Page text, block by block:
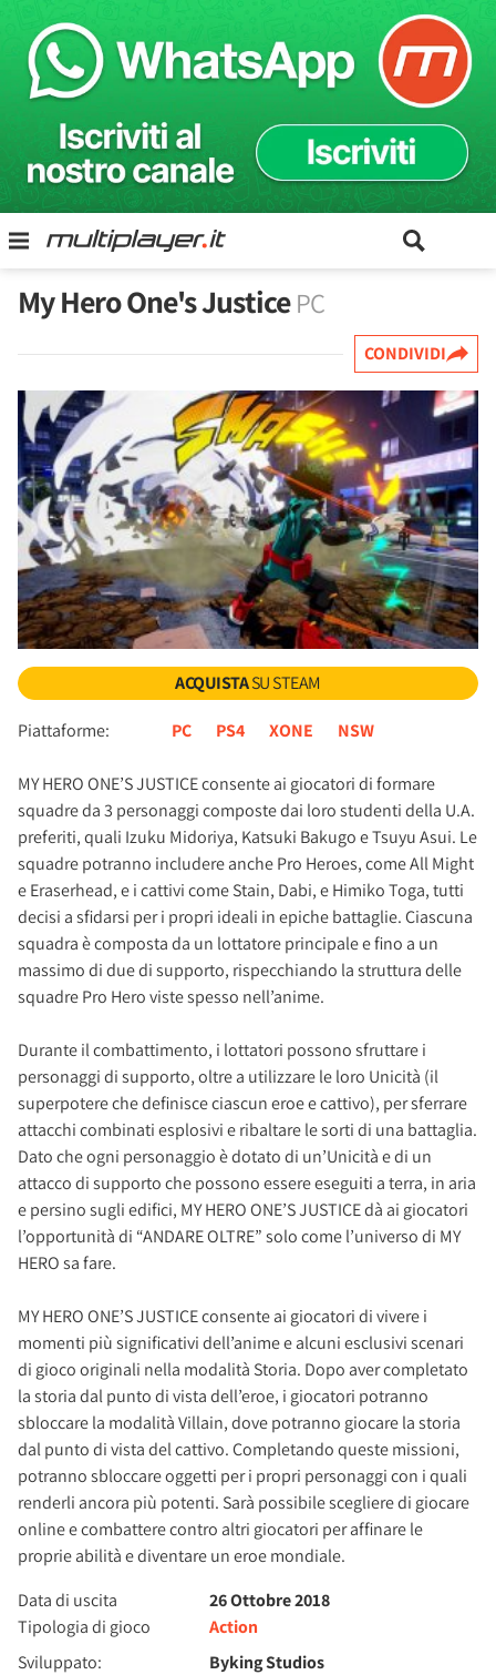
My Hero One's JusticePC
CONDIVIDI
ACQUISTASU STEAM
Piattaforme: PC PS4 XONE NSW
MY HERO ONE’S JUSTICE consente ai giocatori di formare
squadre da 3 personaggi composte dai loro studenti della U.A.
preferiti, quali Izuku Midoriya, Katsuki Bakugo e Tsuyu Asui. Le
squadre potranno includere anche Pro Heroes, come All Might
e Eraserhead, e i cattivi come Stain, Dabi, e Himiko Toga, tutti
decisi a sfidarsi per i propri ideali in epiche battaglie. Ciascuna
squadra è composta da un lottatore principale e fino a un
massimo di due di supporto, rispecchiando la struttura delle
squadre Pro Hero viste spesso nell’anime.
Durante il combattimento, i lottatori possono sfruttare i
personaggi di supporto, oltre a utilizzare le loro Unicità (il
superpotere che definisce ciascun eroe e cattivo), per sferrare
attacchi combinati esplosivi e ribaltare le sorti di una battaglia.
Dato che ogni personaggio è dotato di un’Unicità e di un
attacco di supporto che possono essere eseguiti a terra, in aria
e persino sugli edifici, MY HERO ONE’S JUSTICE dà ai giocatori
l’opportunità di “ANDARE OLTRE” solo come l’universo di MY
HERO sa fare.
MY HERO ONE’S JUSTICE consente ai giocatori di vivere i
momenti più significativi dell’anime e alcuni esclusivi scenari
di gioco originali nella modalità Storia. Dopo aver completato
la storia dal punto di vista dell’eroe, i giocatori potranno
sbloccare la modalità Villain, dove potranno giocare la storia
dal punto di vista del cattivo. Completando queste missioni,
potranno sbloccare oggetti per i propri personaggi con i quali
renderli ancora più potenti. Sarà possibile scegliere di giocare
online e combattere contro altri giocatori per affinare le
proprie abilità e diventare un eroe mondiale.
Data di uscita
26 Ottobre 2018
Tipologia di gioco
Action
Sviluppato:
Byking Studios